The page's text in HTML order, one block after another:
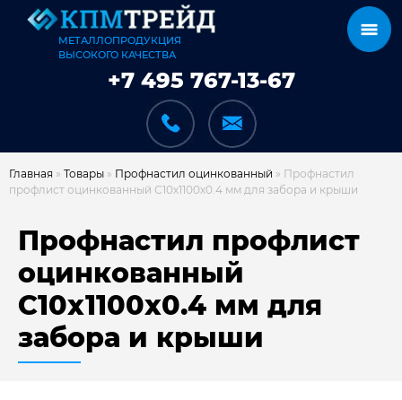
МЕТАЛЛОПРОДУКЦИЯ
ВЫСОКОГО КАЧЕСТВА
+7 495 767-13-67
КАРКАСЫ
КАК МЫ РАБОТАЕМ
Главная » Товары » Профнастил оцинкованный » Профнастил
профлист оцинкованный С10х1100х0.4 мм для забора и крыши
Профнастил профлист
оцинкованный
С10х1100х0.4 мм для
забора и крыши